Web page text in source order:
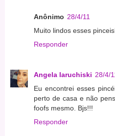
Anônimo 28/4/11
Muito lindos esses
Responder
Angela Iaruchiski 28/4/
Eu encontrei esses
perto de casa e não
foofs mesmo. Bjs!!!
Responder